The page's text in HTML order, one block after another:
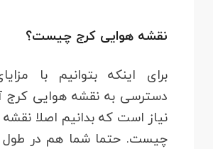
نقشه هوایی کرج چیست؟
برای اینکه بتوانیم با
دسترسی به نقشه هوایی کرج
نیاز است که بدانیم اصلا
چیست. حتما شما هم در طول